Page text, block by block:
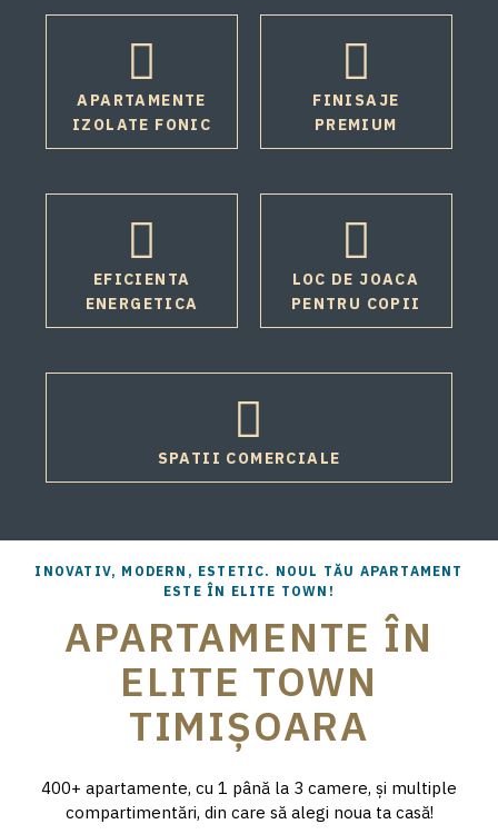
APARTAMENTE
IZOLATE FONIC
FINISAJE
PREMIUM
EFICIENTA
ENERGETICA
LOC DE JOACA
PENTRU COPII
SPATII COMERCIALE
INOVATIV, MODERN, ESTETIC. NOUL TĂU APARTAMENT
ESTE ÎN ELITE TOWN!
APARTAMENTE ÎN
ELITE TOWN
TIMIȘOARA
400+ apartamente, cu 1 până la 3 camere, și multiple
compartimentări, din care să alegi noua ta casă!
IMOBILUL T1
31 DE APARTAMENTE CU 1, 2 ȘI 3 CAMERE
IMOBILUL T2